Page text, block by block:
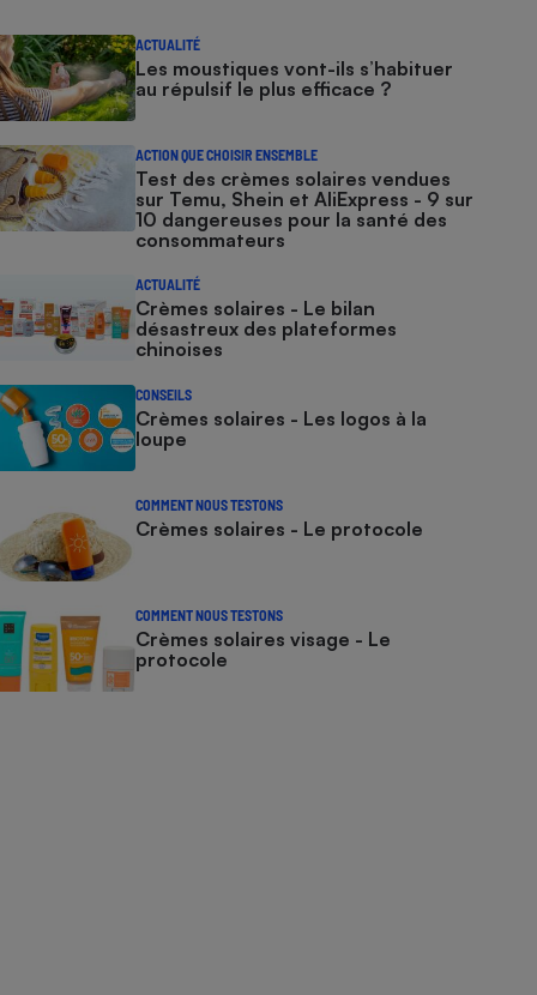
ACTUALITÉ
Les moustiques vont-ils s’habituer
au répulsif le plus efficace ?
ACTION QUE CHOISIR ENSEMBLE
Test des crèmes solaires vendues
sur Temu, Shein et AliExpress - 9 sur
10 dangereuses pour la santé des
consommateurs
ACTUALITÉ
Crèmes solaires - Le bilan
désastreux des plateformes
chinoises
CONSEILS
Crèmes solaires - Les logos à la
loupe
COMMENT NOUS TESTONS
Crèmes solaires - Le protocole
COMMENT NOUS TESTONS
Crèmes solaires visage - Le
protocole